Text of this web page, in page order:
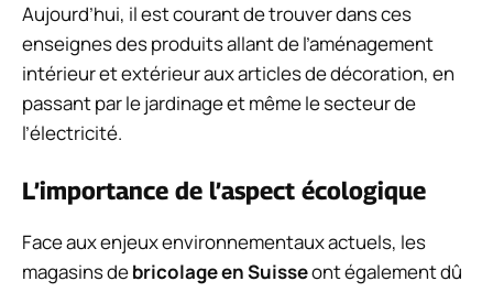
Aujourd’hui, il est courant de trouver dans ces
enseignes des produits allant de l’aménagement
intérieur et extérieur aux articles de décoration, en
passant par le jardinage et même le secteur de
l’électricité.
L’importance de l’aspect écologique
Face aux enjeux environnementaux actuels, les
magasins debricolage en Suisseont également dû